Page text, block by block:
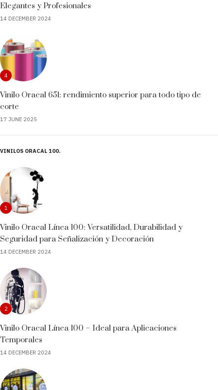
Elegantes y Profesionales
14 DECEMBER 2024
4
Vinilo Oracal 651: rendimiento superior para todo tipo de
corte
17 JUNE 2025
VINILOS ORACAL 100
1
Vinilo Oracal Línea 100: Versatilidad, Durabilidad y
Seguridad para Señalización y Decoración
14 DECEMBER 2024
2
Vinilo Oracal Línea 100 – Ideal para Aplicaciones
Temporales
14 DECEMBER 2024